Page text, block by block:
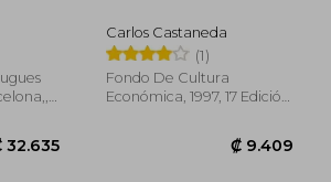
Carlos Castaneda
(1)
Fondo De Cultura
Económica, 1997, 17 Edición,